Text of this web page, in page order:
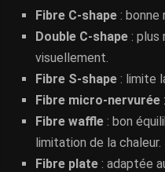
Fibre C-shape : bonne
Double C-shape : plus
visuellement.
Fibre S-shape : limite
Fibre micro-nervurée
Fibre waffle : bon
limitation de la chaleur.
Fibre plate : adaptée